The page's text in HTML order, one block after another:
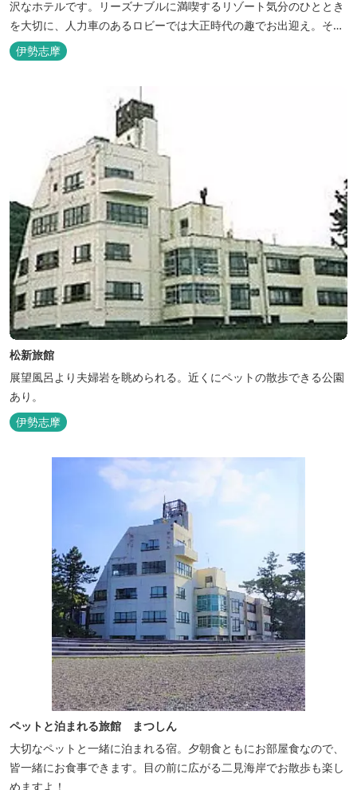
沢なホテルです。リーズナブルに満喫するリゾート気分のひととき
を大切に、人力車のあるロビーでは大正時代の趣でお出迎え。そし
て、抜群の眺めが自慢の露天風呂｢七福の湯｣は、趣向を凝らした七
つのお風呂のうち、五つをご宿泊者様無料の貸切風呂としてご利用
伊勢志摩
松新旅館
展望風呂より夫婦岩を眺められる。近くにペットの散歩できる公園
あり。
伊勢志摩
ペットと泊まれる旅館 まつしん
大切なペットと一緒に泊まれる宿。夕朝食ともにお部屋食なので、
皆一緒にお食事できます。目の前に広がる二見海岸でお散歩も楽し
めますよ！